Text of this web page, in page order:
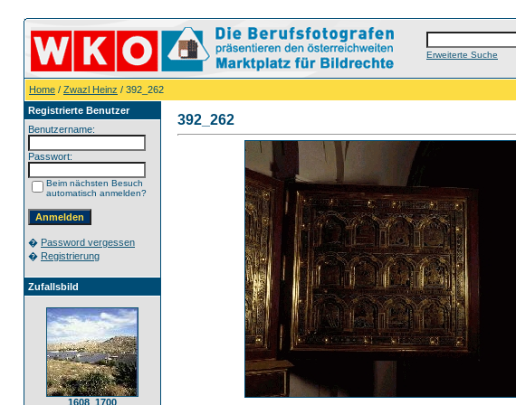
Erweiterte Suche
Home / Zwazl Heinz / 392_262
Registrierte Benutzer
Benutzername:
Passwort:
Beim nächsten Besuch
automatisch anmelden?
� Password vergessen
� Registrierung
Zufallsbild
1608_1700
392_262